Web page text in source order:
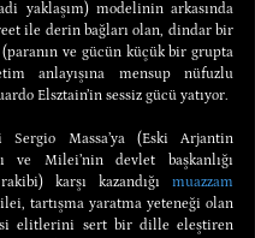
yaklaşım) modelinin arkasında
ile derin bağları olan, dindar bir
ve gücün küçük bir grupta
anlayışına mensup nüfuzlu
Elsztain’in sessiz gücü yatıyor.
Sergio Massa’ya (Eski Arjantin
ve Milei’nin devlet başkanlığı
karşı kazandığı muazzam
tartışma yaratma yeteneği olan
elitlerini sert bir dille eleştiren